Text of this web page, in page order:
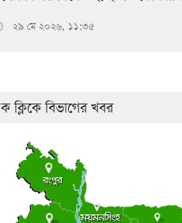
২৯ মে ২০২৬, ১১:৩৫
ক্লিকে বিভাগের খবর